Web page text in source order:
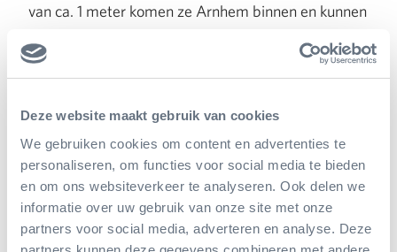
Deze website maakt gebruik van cookies
We gebruiken cookies om content en advertenties te
personaliseren, om functies voor social media te bieden
en om ons websiteverkeer te analyseren. Ook delen we
informatie over uw gebruik van onze site met onze
partners voor social media, adverteren en analyse. Deze
van ca. 1 meter komen ze Arnhem binnen en kunnen
dan uitgroeien tot een indrukwekkende twee tot
zelfs drie meter.
Koralen
Ook koralen horen in een aquarium thuis. De
levende koralen die momenteel te zien zijn, zijn
allen inbeslag genomen door de
Algemene